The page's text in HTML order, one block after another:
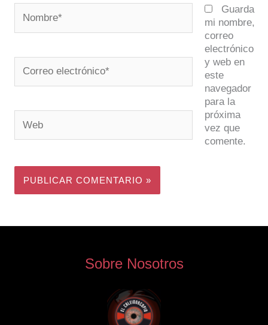
electrónico*
Guarda
mi nombre,
correo
electrónico
y web en
este
navegador
para la
próxima
vez que
comente.
Sobre Nosotros